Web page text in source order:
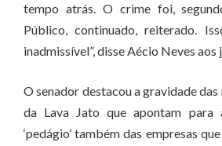
tempo atrás. O crime foi,
Público, continuado, reiterado.
inadmissível”, disse Aécio Neves aos
O senador destacou a gravidade
da Lava Jato que apontam para
‘pedágio’ também das empresas